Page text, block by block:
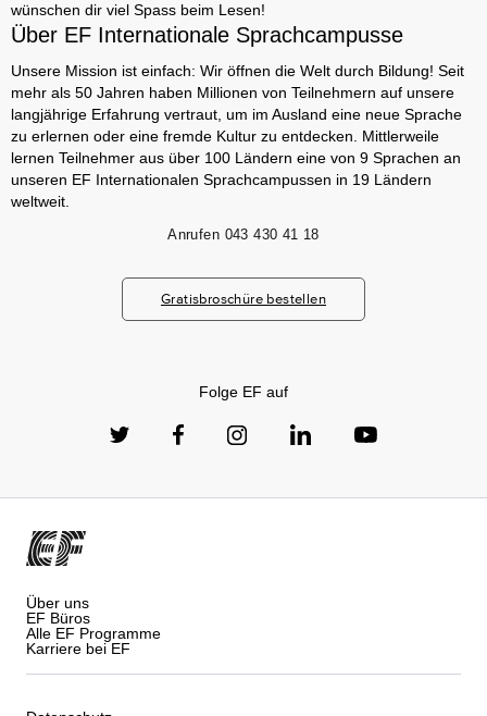
wünschen dir viel Spass beim Lesen!
Über EF Internationale Sprachcampusse
Unsere Mission ist einfach: Wir öffnen die Welt durch Bildung! Seit
mehr als 50 Jahren haben Millionen von Teilnehmern auf unsere
langjährige Erfahrung vertraut, um im Ausland eine neue Sprache
zu erlernen oder eine fremde Kultur zu entdecken. Mittlerweile
lernen Teilnehmer aus über 100 Ländern eine von 9 Sprachen an
unseren EF Internationalen Sprachcampussen in 19 Ländern
weltweit.
Anrufen 043 430 41 18
Gratisbroschüre bestellen
Folge EF auf
Über uns
EF Büros
Alle EF Programme
Karriere bei EF